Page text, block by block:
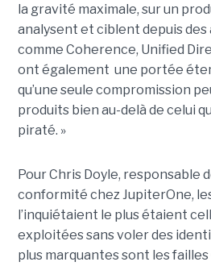
la gravité maximale, sur un
analysent et ciblent depuis des
comme Coherence, Unified
ont également une portée
qu’une seule compromission
produits bien au-delà de celui
piraté. »
Pour Chris Doyle, responsable
conformité chez JupiterOne,
l’inquiétaient le plus étaient
exploitées sans voler des
plus marquantes sont les